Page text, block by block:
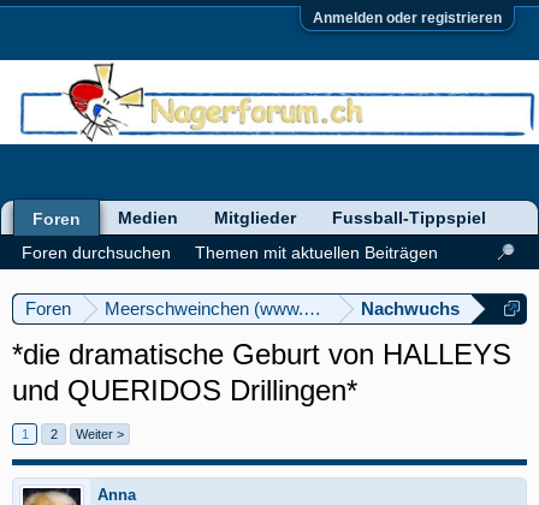
Anmelden oder registrieren
Foren Meerschweinchen (www.meerschweinforum.ch)
Nachwuchs
*die dramatische Geburt von HALLEYS
und QUERIDOS Drillingen*
1 2 Weiter >
Anna
Foren
Foren durchsuchen
Themen mit aktuellen Beiträgen
Medien Mitglieder Fussball-Tippspiel